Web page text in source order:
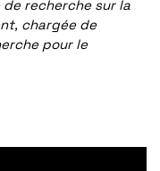
recherche sur la
chargée de
pour le